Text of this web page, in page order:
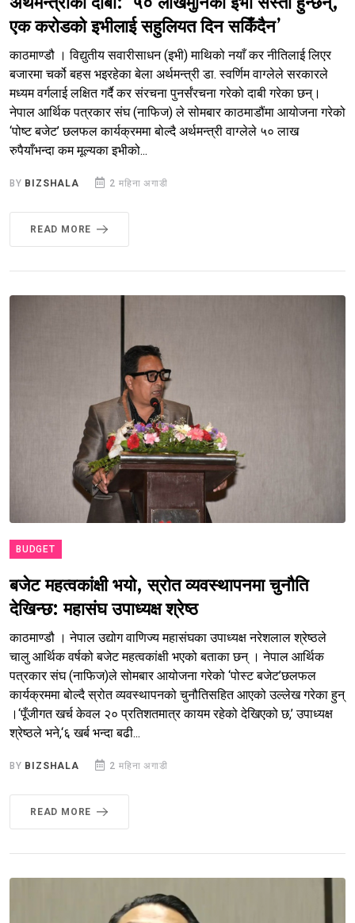
एक करोडको इभीलाई सहुलियत दिन सकिँदैन’
काठमाण्डौ । विद्युतीय सवारीसाधन (इभी) माथिको नयाँ कर नीतिलाई लिएर
बजारमा चर्को बहस भइरहेका बेला अर्थमन्त्री डा. स्वर्णिम वाग्लेले सरकारले
मध्यम वर्गलाई लक्षित गर्दै कर संरचना पुनर्संरचना गरेको दाबी गरेका छन्।
नेपाल आर्थिक पत्रकार संघ (नाफिज) ले सोमबार काठमाडौंमा आयोजना गरेको
‘पोष्ट बजेट’ छलफल कार्यक्रममा बोल्दै अर्थमन्त्री वाग्लेले ५० लाख
रुपैयाँभन्दा कम मूल्यका इभीको...
BY BIZSHALA 2 महिना अगाडी
READ MORE
BUDGET
बजेट महत्वकांक्षी भयो, स्रोत व्यवस्थापनमा चुनौति
देखिन्छ: महासंघ उपाध्यक्ष श्रेष्ठ
काठमाण्डौ । नेपाल उद्योग वाणिज्य महासंघका उपाध्यक्ष नरेशलाल श्रेष्ठले
चालु आर्थिक वर्षको बजेट महत्वकांक्षी भएको बताका छन् । नेपाल आर्थिक
पत्रकार संघ (नाफिज)ले सोमबार आयोजना गरेको ‘पोस्ट बजेट’छलफल
कार्यक्रममा बोल्दै स्रोत व्यवस्थापनको चुनौतिसहित आएको उल्लेख गरेका हुन्
।‘पूँजीगत खर्च केवल २० प्रतिशतमात्र कायम रहेको देखिएको छ,’ उपाध्यक्ष
श्रेष्ठले भने,‘६ खर्ब भन्दा बढी...
BY BIZSHALA 2 महिना अगाडी
READ MORE